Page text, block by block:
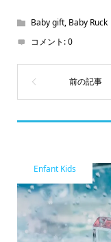
Baby gift, Baby Ruck
コメント:0
Enfant Kids